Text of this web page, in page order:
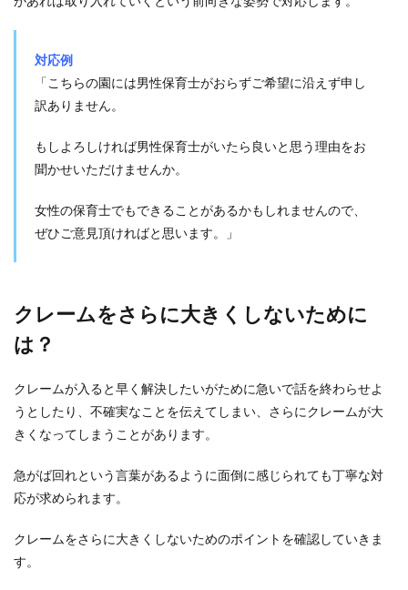
対応例
「こちらの園には男性保育士がおらずご希望に沿えず申し
訳ありません。
もしよろしければ男性保育士がいたら良いと思う理由をお
聞かせいただけませんか。
女性の保育士でもできることがあるかもしれませんので、
ぜひご意見頂ければと思います。」
クレームをさらに大きくしないために
は？
クレームが入ると早く解決したいがために急いで話を終わらせよ
うとしたり、不確実なことを伝えてしまい、さらにクレームが大
きくなってしまうことがあります。
急がば回れという言葉があるように面倒に感じられても丁寧な対
応が求められます。
クレームをさらに大きくしないためのポイントを確認していきま
す。